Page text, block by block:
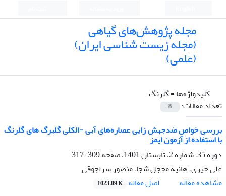
مجله پژوهش‌های گیاهی
(مجله زیست شناسی ایران)
(علمی)
کلیدواژه‌ها =گلرنگ
تعداد مقالات:
8
بررسی خواص ضدجهش زایی عصاره‌های آبی -الکلی گلبرگ های گلرنگ
با استفاده از آزمون ایمز
دوره 35، شماره 2، تابستان 1401، صفحه
309-317
علی خیری، هانیه محجل شجا، منصور سراجوقی
مشاهده مقاله
اصل مقاله 1023.09 K